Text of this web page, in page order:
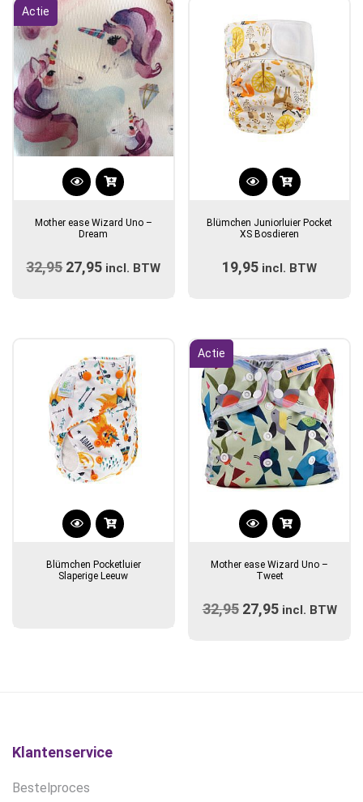
Actie
Dit
heeft
variaties.
worden
op
de
productpagina
Mother ease Wizard Uno –
Dream
32,95 Oorspronkelijke
27,95 Huidige
incl. BTW
Blümchen Juniorluier Pocket
XS Bosdieren
19,95 incl. BTW
Blümchen Pocketluier
Slaperige Leeuw
Actie
Dit
heeft
variaties.
Mother ease Wizard Uno –
Tweet
32,95 Oorspronkelijke
27,95Huidige
incl. BTW
Klantenservice
Bestelproces